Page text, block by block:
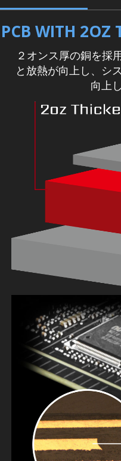
PCB WITH 2OZ
２オンス厚の銅を採
と放熱が向上し、シ
向上